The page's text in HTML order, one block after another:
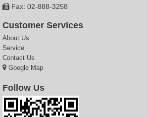
Fax: 02-888-3258
Customer Services
About Us
Service
Contact Us
Google Map
Follow Us